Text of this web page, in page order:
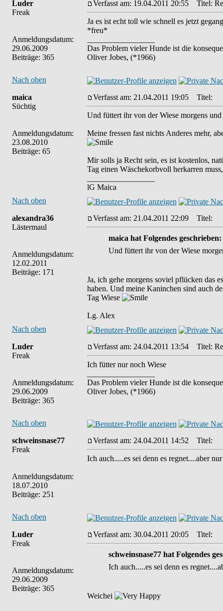
Luder
Freak
Anmeldungsdatum:
29.06.2009
Beiträge: 365
Verfasst am: 19.04.2011 20:55 Titel:
Ja es ist echt toll wie schnell es jetzt
*freu*
Das Problem vieler Hunde ist die
Oliver Jobes, (*1966)
Nach oben
maica
Süchtig
Anmeldungsdatum:
23.08.2010
Beiträge: 65
Verfasst am: 21.04.2011 19:05 Titel:
Und füttert ihr von der Wiese morgens
Meine fressen fast nichts Anderes mehr,
Mir solls ja Recht sein, es ist kostenlos,
Tag einen Wäschekorbvoll herkarren
lG Maica
Nach oben
alexandra36
Lästermaul
Anmeldungsdatum:
12.02.2011
Beiträge: 171
Verfasst am: 21.04.2011 22:09 Titel:
maica hat Folgendes geschrieben:
Und füttert ihr von der Wiese
Ja, ich gehe morgens soviel pflücken das
haben. Und meine Kaninchen sind auch
Tag Wiese
Lg. Alex
Nach oben
Luder
Freak
Anmeldungsdatum:
29.06.2009
Beiträge: 365
Verfasst am: 24.04.2011 13:54 Titel:
Ich fütter nur noch Wiese
Das Problem vieler Hunde ist die
Oliver Jobes, (*1966)
Nach oben
schweinsnase77
Freak
Anmeldungsdatum:
18.07.2010
Beiträge: 251
Verfasst am: 24.04.2011 14:52 Titel:
Ich auch.....es sei denn es regnet....aber
Nach oben
Luder
Freak
Anmeldungsdatum:
29.06.2009
Beiträge: 365
Verfasst am: 30.04.2011 20:05 Titel:
schweinsnase77 hat Folgendes
Ich auch.....es sei denn es
Weichei